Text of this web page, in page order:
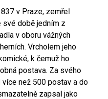
v Praze, zemřel
své době jedním z
v oboru vážných
Vrcholem jeho
k čemuž ho
postava. Za svého
než 500 postav a do
zapsal jako